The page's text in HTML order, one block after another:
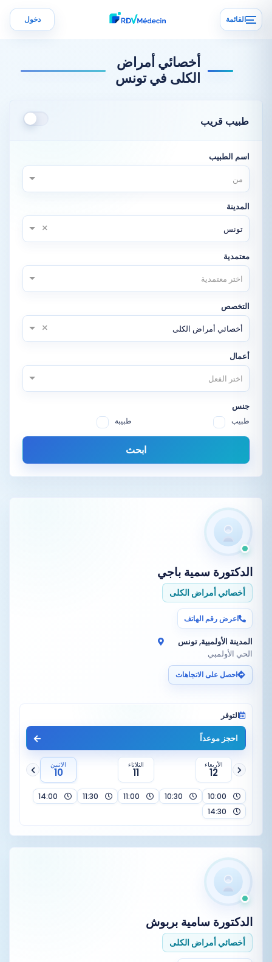
القائمة دخول
أخصائي أمراض
الكلى في تونس
طبيب قريب
اسم الطبيب
من
المدينة
تونس
×
معتمدية
اختر معتمدية
التخصص
أخصائي أمراض الكلى
×
أعمال
اختر الفعل
جنس
طبيب طبيبة
ابحث
الدكتورة سمية باجي
أخصائي أمراض الكلى
اعرض رقم الهاتف
المدينة الأولمبية, تونس
الحي الأولمبي
احصل على الاتجاهات
التوفر
احجز موعداً
الأربعاء
12
الثلاثاء
11
الاثنين
10
الدكتورة سامية بربوش
أخصائي أمراض الكلى